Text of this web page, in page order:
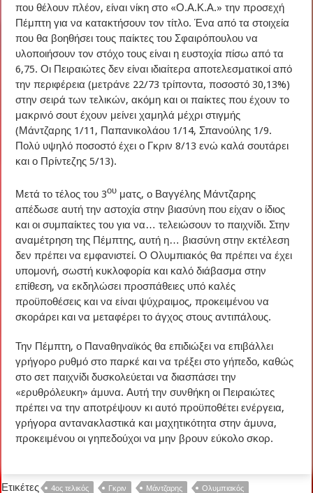
που θέλουν πλέον, είναι νίκη στο «Ο.Α.Κ.Α.» την προσεχή
Πέμπτη για να κατακτήσουν τον τίτλο. Ένα από τα στοιχεία
που θα βοηθήσει τους παίκτες του Σφαιρόπουλου να
υλοποιήσουν τον στόχο τους είναι η ευστοχία πίσω από τα
6,75. Οι Πειραιώτες δεν είναι ιδιαίτερα αποτελεσματικοί από
την περιφέρεια (μετράνε 22/73 τρίποντα, ποσοστό 30,13%)
στην σειρά των τελικών, ακόμη και οι παίκτες που έχουν το
μακρινό σουτ έχουν μείνει χαμηλά μέχρι στιγμής
(Μάντζαρης 1/11, Παπανικολάου 1/14, Σπανούλης 1/9.
Πολύ υψηλό ποσοστό έχει ο Γκριν 8/13 ενώ καλά σουτάρει
και ο Πρίντεζης 5/13).
Μετά το τέλος του 3ου ματς, ο Βαγγέλης Μάντζαρης
απέδωσε αυτή την αστοχία στην βιασύνη που είχαν ο ίδιος
και οι συμπαίκτες του για να… τελειώσουν το παιχνίδι. Στην
αναμέτρηση της Πέμπτης, αυτή η… βιασύνη στην εκτέλεση
δεν πρέπει να εμφανιστεί. Ο Ολυμπιακός θα πρέπει να έχει
υπομονή, σωστή κυκλοφορία και καλό διάβασμα στην
επίθεση, να εκδηλώσει προσπάθειες υπό καλές
προϋποθέσεις και να είναι ψύχραιμος, προκειμένου να
σκοράρει και να μεταφέρει το άγχος στους αντιπάλους.
Την Πέμπτη, ο Παναθηναϊκός θα επιδιώξει να επιβάλλει
γρήγορο ρυθμό στο παρκέ και να τρέξει στο γήπεδο, καθώς
στο σετ παιχνίδι δυσκολεύεται να διασπάσει την
«ερυθρόλευκη» άμυνα. Αυτή την συνθήκη οι Πειραιώτες
πρέπει να την αποτρέψουν κι αυτό προϋποθέτει ενέργεια,
γρήγορα αντανακλαστικά και μαχητικότητα στην άμυνα,
προκειμένου οι γηπεδούχοι να μην βρουν εύκολο σκορ.
Ετικέτες 4ος τελικός Γκριν Μάντζαρης
Ολυμπιακός